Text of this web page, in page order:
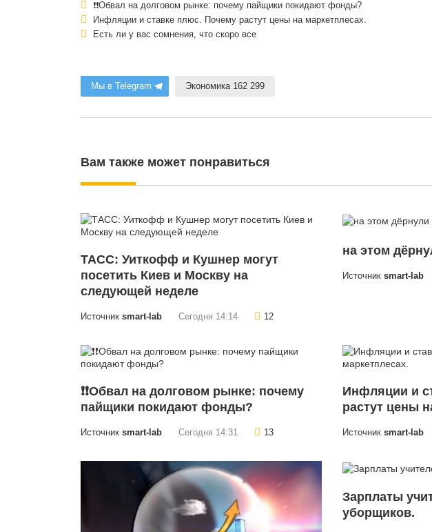
❗️❗️Обвал на долговом рынке: почему пайщики покидают фонды?
Инфляции и ставке плюс. Почему растут цены на маркетплесах.
Есть ли у вас сомнения, что скоро все
Мы в Telegram Экономика 162 299
Вам также может понравиться
ТАСС: Уиткофф и Кушнер могут
посетить Киев и Москву на
следующей неделе
Источник smart-lab Сегодня 14:14 12
на этом
Источник smart-lab
❗️❗️Обвал на долговом рынке: почему
пайщики покидают фонды?
Источник smart-lab Сегодня 14:31 13
Инфляции и
растут цены
Источник smart-lab
Зарплаты
уборщиков.